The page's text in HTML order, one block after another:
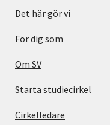
Det här gör vi
För dig som
Om SV
Starta studiecirkel
Cirkelledare